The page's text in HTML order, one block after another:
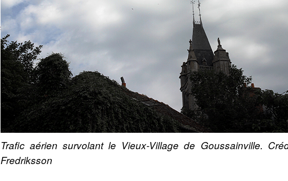
Trafic aérien survolant le Vieux-Village de Goussainville.
Fredriksson